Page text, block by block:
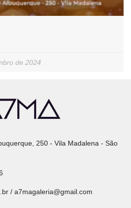
de 2024
250 - Vila Madalena - São
/ a7magaleria@gmail.com